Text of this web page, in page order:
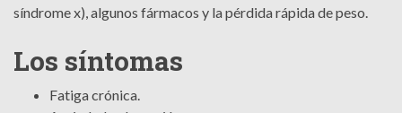
síndrome x), algunos fármacos y la pérdida rápida de peso.
Los síntomas
Fatiga crónica.